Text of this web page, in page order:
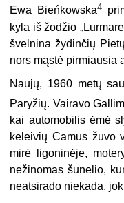
Ewa Bieńkowska4
kyla iš žodžio
švelnina žydinčių
nors mąstė pirmiausia
Naujų, 1960 metų
Paryžių. Vairavo
kai automobilis ėmė
keleivių Camus žuvo
mirė ligoninėje,
nežinomas šunelio,
neatsirado niekada,